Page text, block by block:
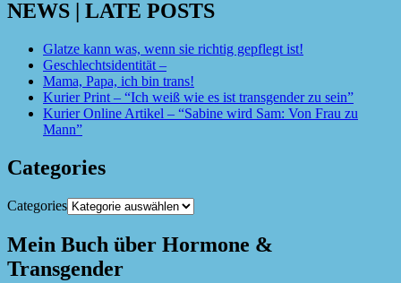
NEWS | LATE POSTS
Glatze kann was, wenn sie richtig gepflegt ist!
Geschlechtsidentität –
Mama, Papa, ich bin trans!
Kurier Print – “Ich weiß wie es ist transgender zu sein”
Kurier Online Artikel – “Sabine wird Sam: Von Frau zu
Mann”
Categories
Categories
Mein Buch über Hormone &
Transgender